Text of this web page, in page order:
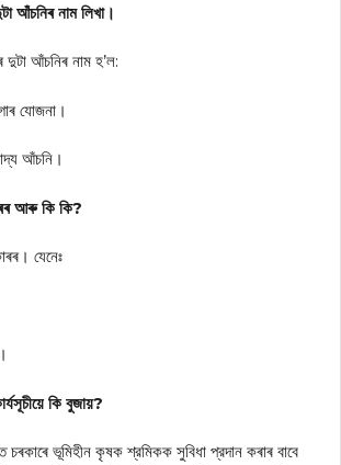
আঁচনিৰ নাম লিখা।
দুটা আঁচনিৰ নাম হ’ল:
যোজনা।
আঁচনি।
আৰু কি কি?
যেনেঃ
কি বুজায়?
ভূমিহীন কৃষক শ্রমিকক সুবিধা প্রদান কৰাৰ বাবে